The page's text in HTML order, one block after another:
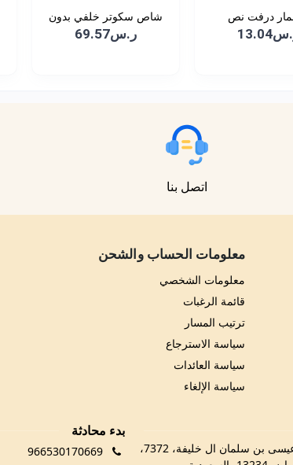
درفت نص
شاص سكوتر خلفي بدون
قوا...ر.س69.57
اتصل بنا
معلومات الحساب والشحن
معلومات الشخصي
قائمة الرغبات
ترتيب المسار
سياسة الاسترجاع
سياسة العائدات
سياسة الإلغاء
بدء محادثة
966530170669
RFMB3029، 3029 الشيخ عيسى بن سلمان ال خليفة، 7372،